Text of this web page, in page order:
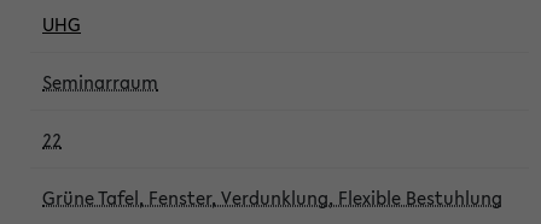
UHG
Seminarraum
22
Grüne Tafel, Fenster, Verdunklung, Flexible Bestuhlung